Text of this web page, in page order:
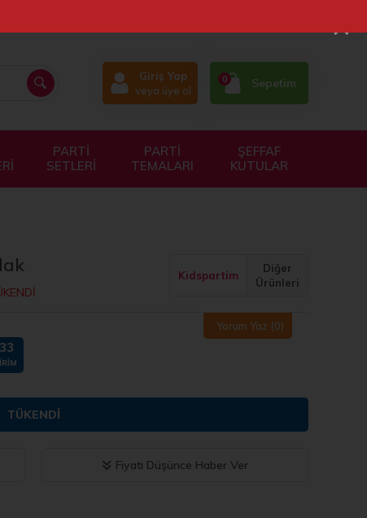
Giriş Yap
veya üye ol
0 Sepetim
PARTİ
SETLERİ
PARTİ
TEMALARI
ŞEFFAF
KUTULAR
Kidspartim
Diğer
Ürünleri
Yorum Yaz (0)
TÜKENDI
Fiyatı Düşünce Haber Ver
×